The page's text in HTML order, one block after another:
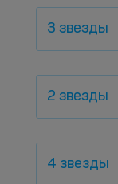
3 звезды
2 звезды
4 звезды